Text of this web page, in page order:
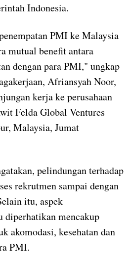
Indonesia.
PMI ke Malaysia
mutual benefit antara
dengan para PMI," ungkap
Afriansyah Noor,
kerja ke perusahaan
Felda Global Ventures
Malaysia, Jumat
pelindungan terhadap
rekrutmen sampai dengan
itu, aspek
diperhatikan mencakup
akomodasi, kesehatan dan
PMI.